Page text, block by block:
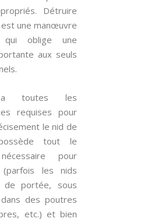
Détruire
une manœuvre
qui oblige une
aux seuls
a toutes les
requises pour
le nid de
tout le
pour
(parfois les nids
de portée, sous
des poutres
etc.) et bien